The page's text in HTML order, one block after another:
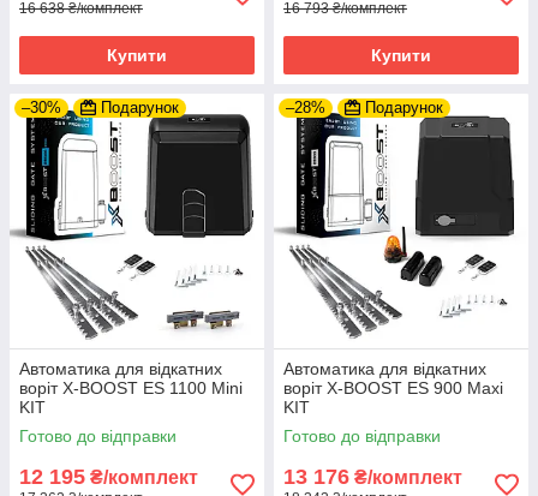
16 638 ₴/комплект
Купити
16 793 ₴/комплект
Купити
–30% Подарунок
Автоматика для відкатних
воріт X-BOOST ES 1100 Mini
KIT
Готово до відправки
12 195 ₴/комплект
–28% Подарунок
Автоматика для відкатних
воріт X-BOOST ES 900 Maxi
KIT
Готово до відправки
13 176 ₴/комплект